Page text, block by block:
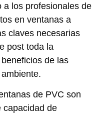
a los profesionales de
en ventanas a
claves necesarias
post toda la
de las
de PVC son
capacidad de